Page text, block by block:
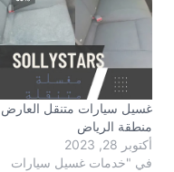
غسيل سيارات متنقل العارض
منطقة الرياض
أكتوبر 28, 2023
في "خدمات غسيل سيارات